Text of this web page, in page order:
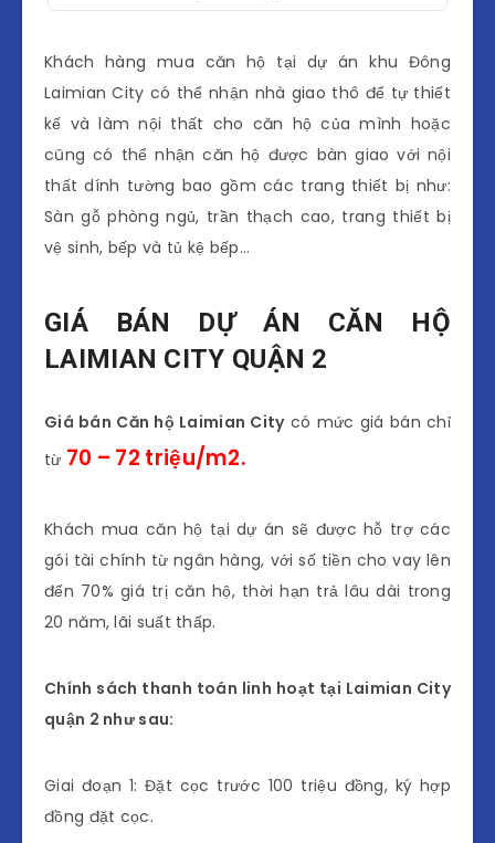
Khách hàng mua căn hộ tại dự án khu Đông
Laimian City có thể nhận nhà giao thô để tự thiết
kế và làm nội thất cho căn hộ của mình hoặc
cũng có thể nhận căn hộ được bàn giao với nội
thất dính tường bao gồm các trang thiết bị như:
Sàn gỗ phòng ngủ, trần thạch cao, trang thiết bị
vệ sinh, bếp và tủ kệ bếp…
GIÁ BÁN DỰ ÁN CĂN HỘ
LAIMIAN CITY QUẬN 2
Giá bán Căn hộ Laimian Citycó mức giá bán chỉ
từ 70 – 72 triệu/m2.
Khách mua căn hộ tại dự án sẽ được hỗ trợ các
gói tài chính từ ngân hàng, với số tiền cho vay lên
đến 70% giá trị căn hộ, thời hạn trả lâu dài trong
20 năm, lãi suất thấp.
Chính sách thanh toán linh hoạt tại Laimian City
quận 2 như sau:
Giai đoạn 1: Đặt cọc trước 100 triệu đồng, ký hợp
đồng đặt cọc.